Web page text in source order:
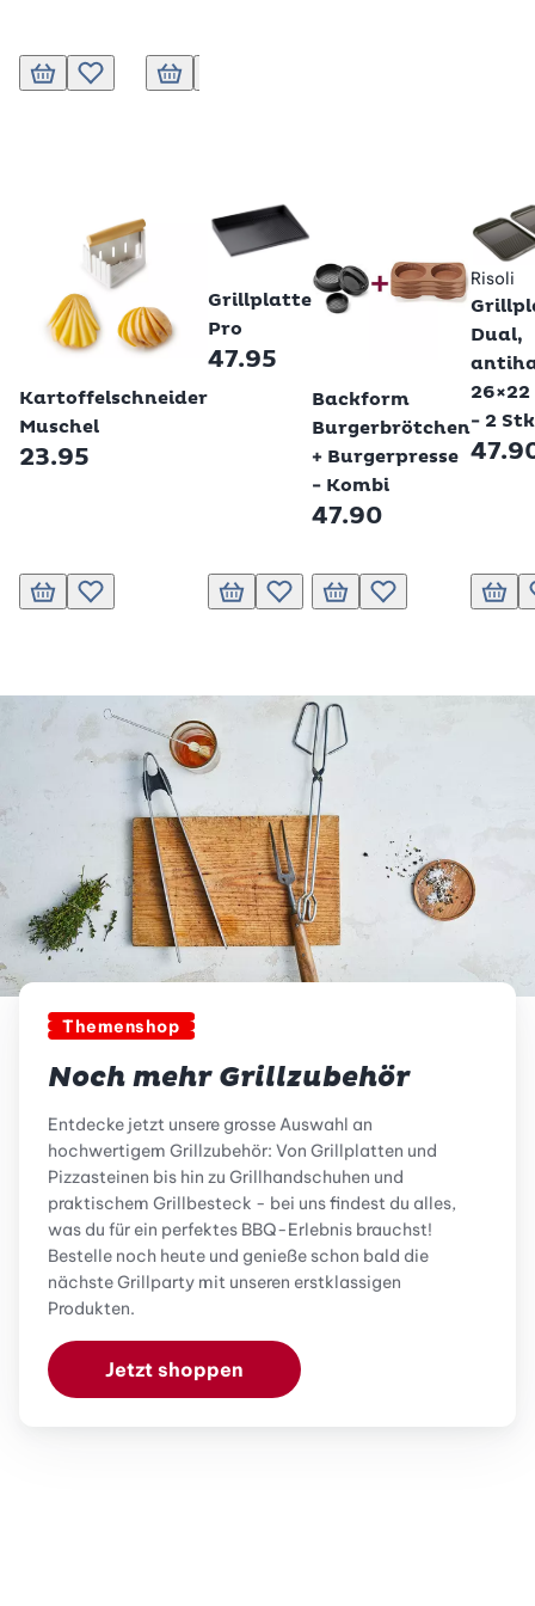
In den Warenkorb
Zur Wunschliste hinzufügen
In den Warenkorb
Kartoffelschneider
Muschel
23.95
In den Warenkorb
Zur Wunschliste hinzufügen
Betty Bossi
Grillplatte
Pro
47.95
In den Warenkorb
Zur Wunschliste hinzufügen
Backform
Burgerbrötchen
+ Burgerpresse
- Kombi
47.90
In den Warenkorb
Zur Wunschliste
Risoli
Dual,
26×22
- 2
In
Themenshop
Noch mehr Grillzubehör
Entdecke jetzt unsere grosse Auswahl an
hochwertigem Grillzubehör: Von Grillplatten und
Pizzasteinen bis hin zu Grillhandschuhen und
praktischem Grillbesteck - bei uns findest du alles,
was du für ein perfektes BBQ-Erlebnis brauchst!
Bestelle noch heute und genieße schon bald die
nächste Grillparty mit unseren erstklassigen
Produkten.
Jetzt shoppen